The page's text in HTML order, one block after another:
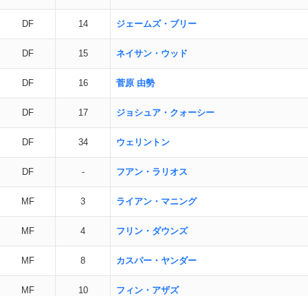
DF 14 ジェームズ・ブリー
DF 15 ネイサン・ウッド
DF 16 菅原 由勢
DF 17 ジョシュア・クォーシー
DF 34 ウェリントン
DF - フアン・ラリオス
MF 3 ライアン・マニング
MF 4 フリン・ダウンズ
MF 8 カスパー・ヤンダー
MF 10 フィン・アザズ